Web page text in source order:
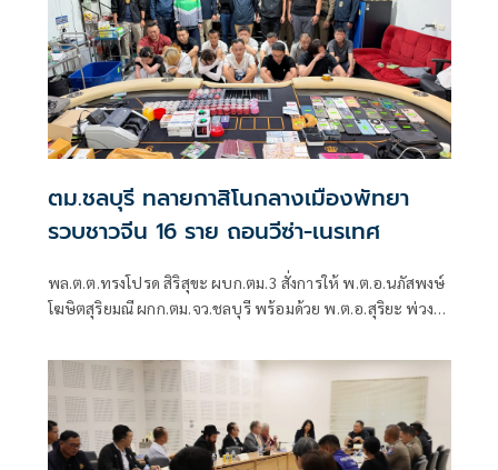
ตม.ชลบุรี ทลายกาสิโนกลางเมืองพัทยา
รวบชาวจีน 16 ราย ถอนวีซ่า-เนรเทศ
พล.ต.ต.ทรงโปรด สิริสุขะ ผบก.ตม.3 สั่งการให้ พ.ต.อ.นภัสพงษ์
โฆษิตสุริยมณี ผกก.ตม.จว.ชลบุรี พร้อมด้วย พ.ต.อ.สุริยะ พ่วง
สวญ.ส.ทท.4 กก.2 บก.ทท.1 นำกำลังเจ้าหน้าที่ตรวจคนเข้าเมือง
จังหวัดชลบุรี